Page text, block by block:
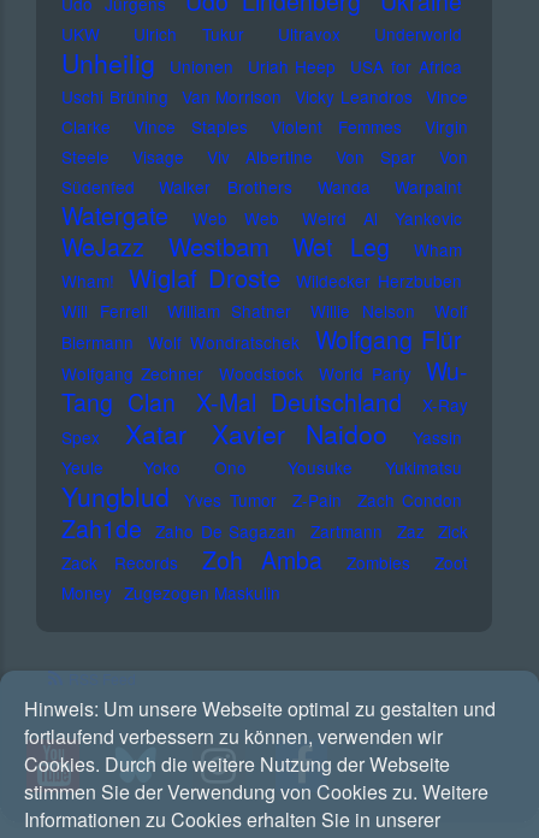
UKW Ulrich Tukur Ultravox Underworld
Unheilig Unionen Uriah Heep
USA for Africa
Uschi Brüning Van Morrison Vicky Leandros Vince
Clarke
Vince Staples Violent Femmes
Virgin
Steele
Visage Viv Albertine Von Spar
Von
Südenfed
Walker Brothers Wanda Warpaint
Watergate Web Web Weird Al Yankovic
WeJazz Westbam Wet Leg
Wham
Wham!
Wiglaf Droste
Wildecker Herzbuben
Will Ferrell
William Shatner Willie Nelson
Wolf
Biermann
Wolf Wondratschek Wolfgang Flür
Wolfgang Zechner Woodstock World Party
Wu-
Tang Clan
X-Mal Deutschland
X-Ray
Spex
Xatar Xavier Naidoo
Yassin
Yeule
Yoko Ono Yousuke Yukimatsu
Yungblud Yves Tumor Z-Pain Zach Condon
Zah1de Zaho De Sagazan Zartmann Zaz Zick
Zack Records
Zoh Amba Zombies
Zoot
Money Zugezogen Maskulin
Hinweis: Um unsere Webseite optimal zu gestalten und
fortlaufend verbessern zu können, verwenden wir
Cookies. Durch die weitere Nutzung der Webseite
stimmen Sie der Verwendung von Cookies zu. Weitere
Informationen zu Cookies erhalten Sie in unserer